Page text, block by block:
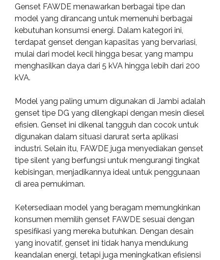
Genset FAWDE menawarkan berbagai tipe dan
model yang dirancang untuk memenuhi berbagai
kebutuhan konsumsi energi. Dalam kategori ini,
terdapat genset dengan kapasitas yang bervariasi,
mulai dari model kecil hingga besar, yang mampu
menghasilkan daya dari 5 kVA hingga lebih dari 200
kVA.
Model yang paling umum digunakan di Jambi adalah
genset tipe DG yang dilengkapi dengan mesin diesel
efisien. Genset ini dikenal tangguh dan cocok untuk
digunakan dalam situasi darurat serta aplikasi
industri. Selain itu, FAWDE juga menyediakan genset
tipe silent yang berfungsi untuk mengurangi tingkat
kebisingan, menjadikannya ideal untuk penggunaan
di area pemukiman.
Ketersediaan model yang beragam memungkinkan
konsumen memilih genset FAWDE sesuai dengan
spesifikasi yang mereka butuhkan. Dengan desain
yang inovatif, genset ini tidak hanya mendukung
keandalan energi, tetapi juga meningkatkan efisiensi